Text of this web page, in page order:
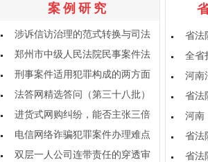
案例研究
涉诉信访治理的范式转换与司法
应对郑州市中级人民法院民事案件法
律适用指引
刑事案件适用犯罪构成的两方面
问题法答网精选答问（第三十八批）
——刑事审判专题
进货式网购纠纷，能否主张三倍
赔偿？电信网络诈骗犯罪案件办理难点
及完善路径
双层一人公司连带责任的穿透审
省法
全省
河南
省法
河南
省法
省法